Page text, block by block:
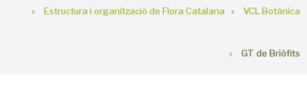
Estructura i organització de Flora Catalana VCL Botànica
GT de Briòfits